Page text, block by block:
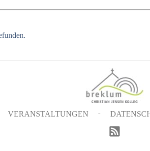
VERANSTALTUNGEN